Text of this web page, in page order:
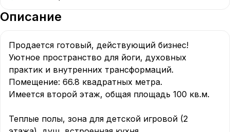
Описание
Продается готовый, действующий бизнес!
Уютное пространство для йоги, духовных
практик и внутренних трансформаций.
Помещение: 66.8 квадратных метра.
Имеется второй этаж, общая площадь 100 кв.м.
Теплые полы, зона для детской игровой (2